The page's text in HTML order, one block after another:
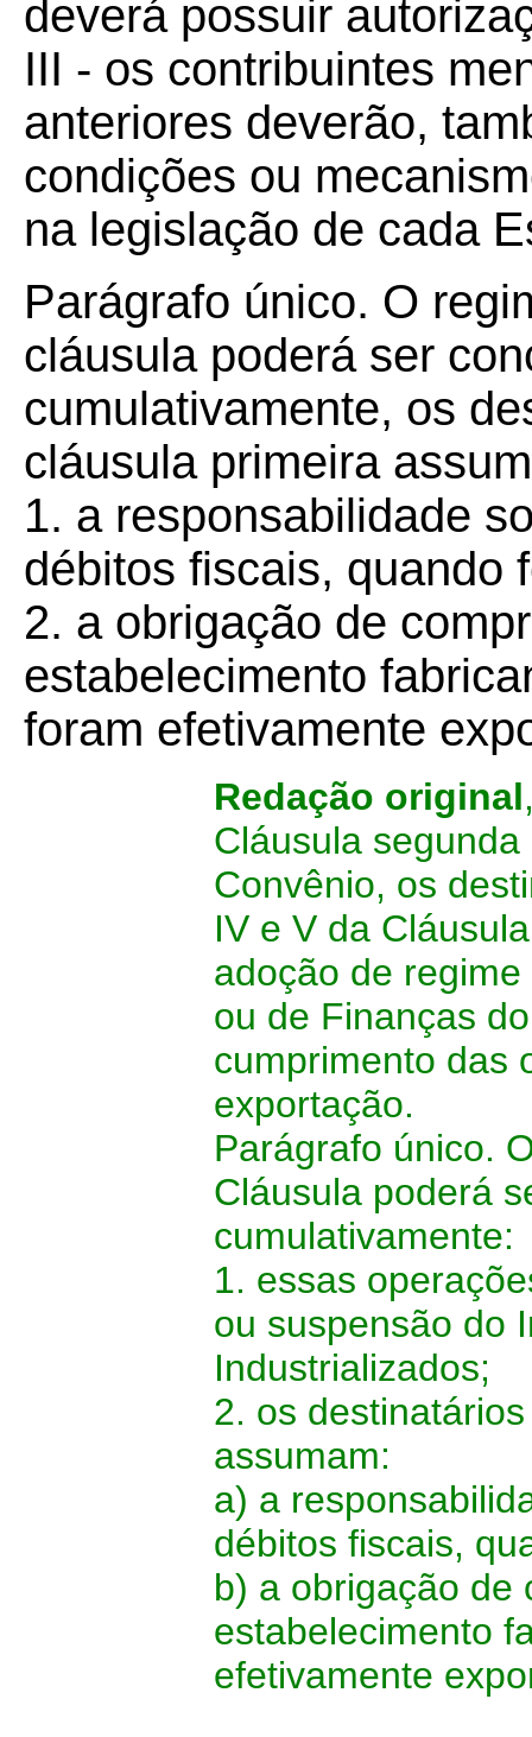
deverá possuir
III - os contribuintes
anteriores deverão,
condições ou
na legislação de cada
Parágrafo único. O
cláusula poderá ser
cumulativamente, os
cláusula primeira
1. a responsabilidade
débitos fiscais, quando
2. a obrigação de
estabelecimento
foram efetivamente
Redação original
Cláusula
Convênio, os
IV e V da
adoção de
ou de Finanças
cumprimento das
exportação.
Parágrafo único.
Cláusula poderá
cumulativamente:
1. essas
ou suspensão do
Industrializados;
2. os
assumam:
a) a
débitos fiscais,
b) a obrigação de
estabelecimento
efetivamente